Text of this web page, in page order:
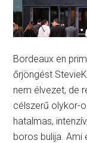
Bordeaux en
őrjöngést
nem élvezet, de
célszerű olykor-
hatalmas,
boros bulija. Ami